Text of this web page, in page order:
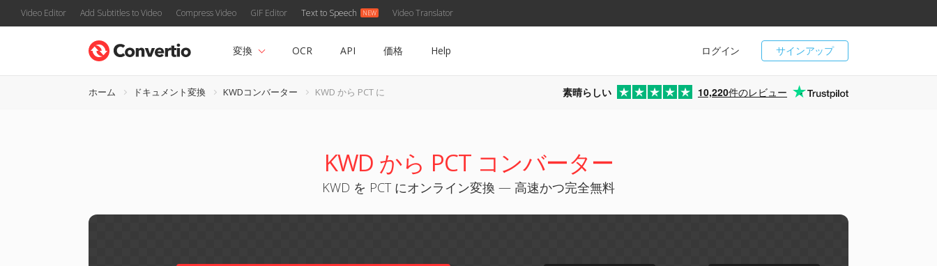
Video Editor Add Subtitles to Video Compress Video GIF Editor Text to Speech Video Translator
サインアップ
ログイン
変換 OCR API 価格 Help
ホーム ドキュメント変換 KWDコンバーター KWD から PCT に 素晴らしい 10,220件のレビュー
KWD から PCT コンバーター
KWD を PCT にオンライン変換 — 高速かつ完全無料